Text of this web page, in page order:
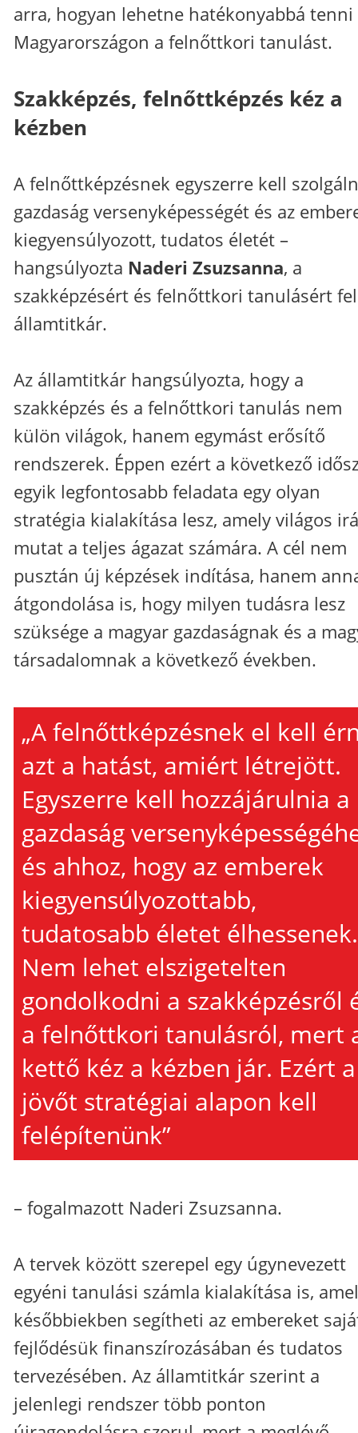
arra, hogyan lehetne hatékonyabbá tenni
Magyarországon a felnőttkori tanulást.
Szakképzés, felnőttképzés kéz a
kézben
A felnőttképzésnek egyszerre kell
gazdaság versenyképességét és az
kiegyensúlyozott, tudatos életét –
hangsúlyozta Naderi Zsuzsanna, a
szakképzésért és felnőttkori tanulásért
államtitkár.
Az államtitkár hangsúlyozta, hogy a
szakképzés és a felnőttkori tanulás nem
külön világok, hanem egymást erősítő
rendszerek. Éppen ezért a következő
egyik legfontosabb feladata egy olyan
stratégia kialakítása lesz, amely világos
mutat a teljes ágazat számára. A cél nem
pusztán új képzések indítása, hanem
átgondolása is, hogy milyen tudásra lesz
szüksége a magyar gazdaságnak és a
társadalomnak a következő években.
„A felnőttképzésnek el kell
azt a hatást, amiért létrejött.
Egyszerre kell hozzájárulnia a
gazdaság
és ahhoz, hogy az emberek
kiegyensúlyozottabb,
tudatosabb életet élhessenek.
Nem lehet elszigetelten
gondolkodni a szakképzésről
a felnőttkori tanulásról, mert
kettő kéz a kézben jár. Ezért a
jövőt stratégiai alapon kell
felépítenünk”
– fogalmazott Naderi Zsuzsanna.
A tervek között szerepel egy úgynevezett
egyéni tanulási számla kialakítása is,
későbbiekben segítheti az embereket
fejlődésük finanszírozásában és tudatos
tervezésében. Az államtitkár szerint a
jelenlegi rendszer több ponton